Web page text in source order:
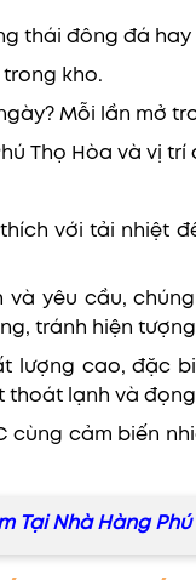
thái đông đá
kho.
Mỗi lần mở
Thọ Hòa và vị trí
với tải nhiệt
và yêu cầu,
tránh hiện
lượng cao, đặc
thoát lạnh và
cùng cảm biến
Tại Nhà Hàng